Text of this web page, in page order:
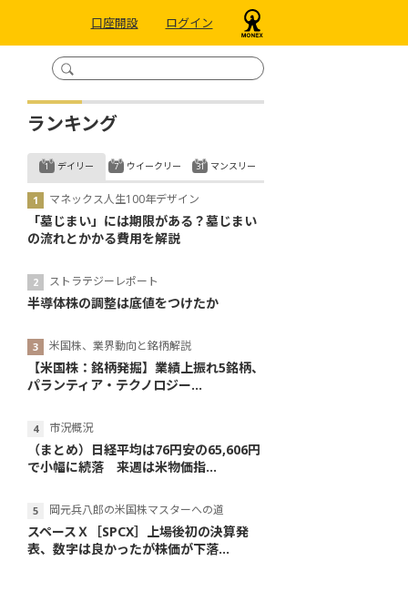
口座開設 ログイン
ランキング
デイリー
マネックス人生100年デザイン
「墓じまい」には期限がある？墓じまい
の流れとかかる費用を解説
ストラテジーレポート
半導体株の調整は底値をつけたか
米国株、業界動向と銘柄解説
【米国株：銘柄発掘】業績上振れ5銘柄、
パランティア・テクノロジー...
市況概況
（まとめ）日経平均は76円安の65,606円
で小幅に続落 来週は米物価指...
岡元兵八郎の米国株マスターへの道
スペースＸ［SPCX］上場後初の決算発
表、数字は良かったが株価が下落...
ウイークリー マンスリー